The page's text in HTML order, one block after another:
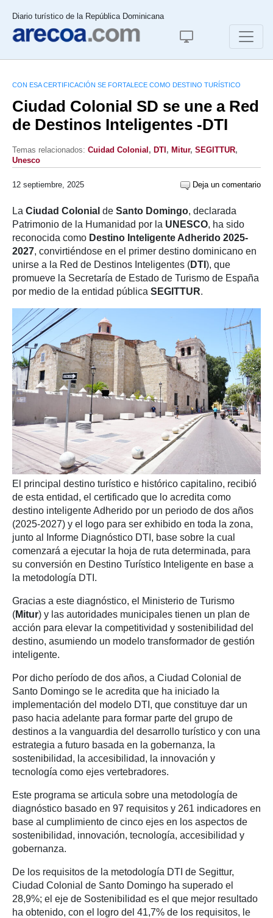
Diario turístico de la República Dominicana
CON ESA CERTIFICACIÓN SE FORTALECE COMO DESTINO TURÍSTICO
Ciudad Colonial SD se une a Red
de Destinos Inteligentes -DTI
Temas relacionados: Cuidad Colonial , DTI , Mitur, SEGITTUR,
Unesco
12 septiembre, 2025 Deja un comentario
La Ciudad Colonial de Santo Domingo, declarada
Patrimonio de la Humanidad por la UNESCO, ha sido
reconocida como Destino Inteligente Adherido 2025-
2027, convirtiéndose en el primer destino dominicano en
unirse a la Red de Destinos Inteligentes (DTI ), que
promueve la Secretaría de Estado de Turismo de España
por medio de la entidad pública SEGITTUR.
El principal destino turístico e histórico capitalino, recibió
de esta entidad, el certificado que lo acredita como
destino inteligente Adherido por un periodo de dos años
(2025-2027) y el logo para ser exhibido en toda la zona,
junto al Informe Diagnóstico DTI, base sobre la cual
comenzará a ejecutar la hoja de ruta determinada, para
su conversión en Destino Turístico Inteligente en base a
la metodología DTI.
Gracias a este diagnóstico, el Ministerio de Turismo
(Mitur) y las autoridades municipales tienen un plan de
acción para elevar la competitividad y sostenibilidad del
destino, asumiendo un modelo transformador de gestión
inteligente.
Por dicho período de dos años, a Ciudad Colonial de
Santo Domingo se le acredita que ha iniciado la
implementación del modelo DTI, que constituye dar un
paso hacia adelante para formar parte del grupo de
destinos a la vanguardia del desarrollo turístico y con una
estrategia a futuro basada en la gobernanza, la
sostenibilidad, la accesibilidad, la innovación y
tecnología como ejes vertebradores.
Este programa se articula sobre una metodología de
diagnóstico basado en 97 requisitos y 261 indicadores en
base al cumplimiento de cinco ejes en los aspectos de
sostenibilidad, innovación, tecnología, accesibilidad y
gobernanza.
De los requisitos de la metodología DTI de Segittur,
Ciudad Colonial de Santo Domingo ha superado el
28,9%; el eje de Sostenibilidad es el que mejor resultado
ha obtenido, con el logro del 41,7% de los requisitos, le